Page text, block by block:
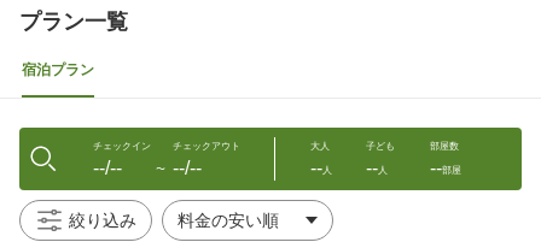
プラン一覧
宿泊プラン
チェックイン
--/-- 〜
チェックアウト
--/--
大人
--人
子ども
--人
部屋数
--部屋
絞り込み